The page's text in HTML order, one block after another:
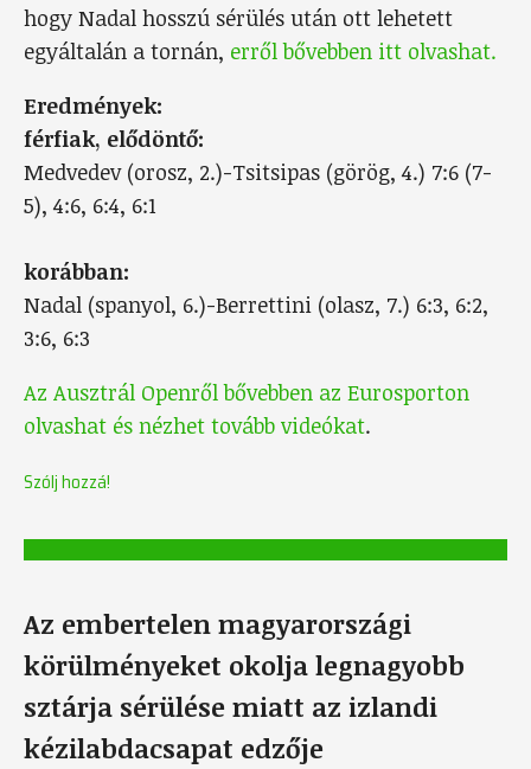
hogy Nadal hosszú sérülés után ott lehetett
egyáltalán a tornán, erről bővebben itt olvashat.
Eredmények:
férfiak, elődöntő:
Medvedev (orosz, 2.)-Tsitsipas (görög, 4.) 7:6 (7-
5), 4:6, 6:4, 6:1
korábban:
Nadal (spanyol, 6.)-Berrettini (olasz, 7.) 6:3, 6:2,
3:6, 6:3
Az Ausztrál Openről bővebben az Eurosporton
olvashat és nézhet tovább videókat.
Szólj hozzá!
Az embertelen magyarországi
körülményeket okolja legnagyobb
sztárja sérülése miatt az izlandi
kézilabdacsapat edzője